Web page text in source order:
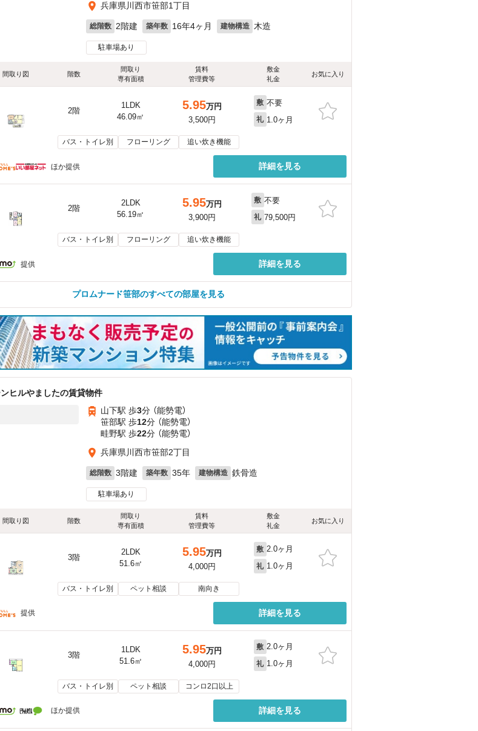
兵庫県川西市笹部1丁目
総階数 2階建 築年数 16年4ヶ月 建物構造 木造
駐車場あり
間取り図 階数
間取り
専有面積
賃料
管理費等
敷金
礼金
お気に入り
2階
1LDK
46.09㎡
5.95万円
3,500円
敷 不要
礼 1.0ヶ月
バス・トイレ別 フローリング 追い炊き機能
ほか提供 詳細を見る
2階
2LDK
56.19㎡
5.95万円
3,900円
敷 不要
礼 79,500円
バス・トイレ別 フローリング 追い炊き機能
提供 詳細を見る
プロムナード笹部のすべての部屋を見る
ヒルやましたの賃貸物件
山下駅 歩3分 （能勢電）
笹部駅 歩12分 （能勢電）
畦野駅 歩22分 （能勢電）
兵庫県川西市笹部2丁目
総階数 3階建 築年数 35年 建物構造 鉄骨造
駐車場あり
間取り図 階数
間取り
専有面積
賃料
管理費等
敷金
礼金
お気に入り
3階
2LDK
51.6㎡
5.95万円
4,000円
敷 2.0ヶ月
礼 1.0ヶ月
バス・トイレ別 ペット相談 南向き
提供 詳細を見る
3階
1LDK
51.6㎡
5.95万円
4,000円
敷 2.0ヶ月
礼 1.0ヶ月
バス・トイレ別 ペット相談 コンロ2口以上
ほか提供 詳細を見る